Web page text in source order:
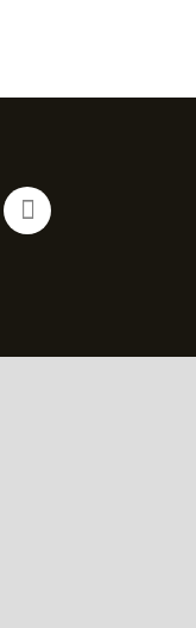
Instagram